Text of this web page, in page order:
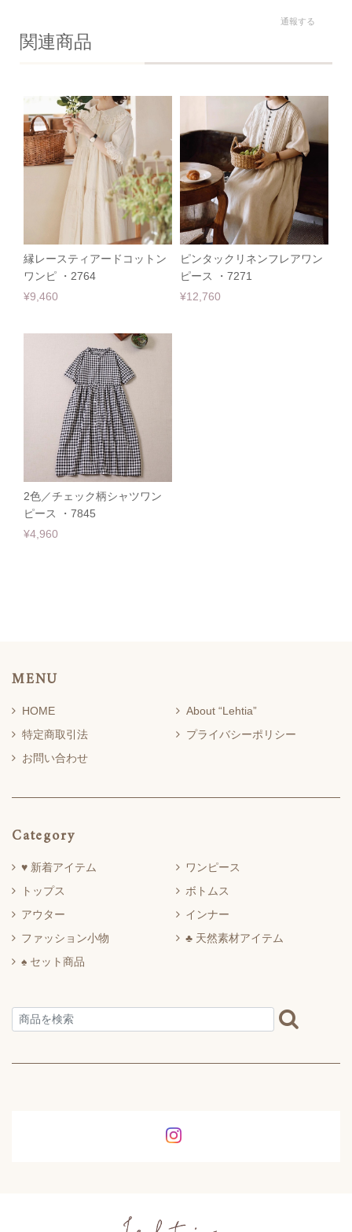
通報する
関連商品
縁レースティアードコットン
ワンピ ・2764
¥9,460
ピンタックリネンフレアワン
ピース ・7271
¥12,760
2色／チェック柄シャツワン
ピース ・7845
¥4,960
MENU
HOME
About “Lehtia”
特定商取引法
プライバシーポリシー
お問い合わせ
Category
♥ 新着アイテム
ワンピース
トップス
ボトムス
アウター
インナー
ファッション小物
♣ 天然素材アイテム
♠ セット商品